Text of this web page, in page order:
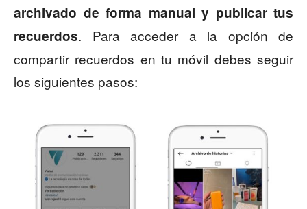
archivado de forma manual y publicar tus
recuerdos. Para acceder a la opción de
compartir recuerdos en tu móvil debes seguir
los siguientes pasos: